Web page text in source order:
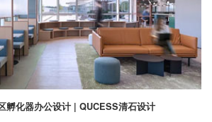
孵化器办公设计 | QUCESS清石设计